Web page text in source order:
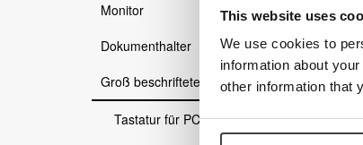
This website uses
We use cookies to
information about
other information that
Monitor
Dokumenthalter
Groß beschriftete Tastaturen
Tastatur für PC (Windows)